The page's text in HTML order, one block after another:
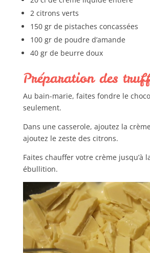
2 citrons verts
150 gr de pistaches concassées
100 gr de poudre d’amande
40 gr de beurre doux
Préparation des
Au bain-marie, faites fondre le
seulement.
Dans une casserole, ajoutez la
ajoutez le zeste des citrons.
Faites chauffer votre crème jusqu’à
ébullition.